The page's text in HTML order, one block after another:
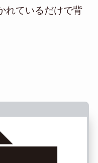
れているだけで背